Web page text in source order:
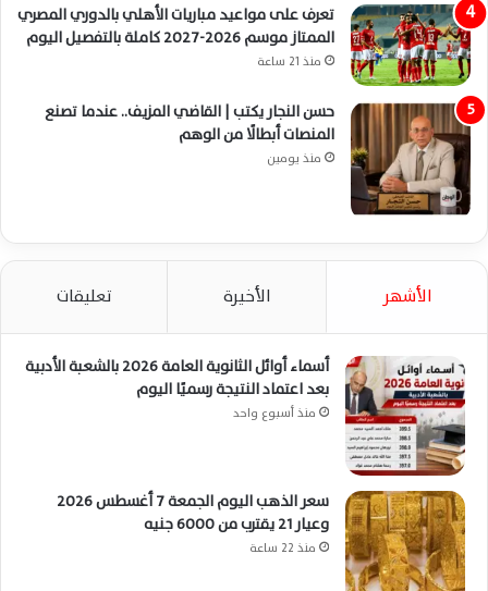
تعرف على مواعيد مباريات الأهلي بالدوري المصري
الممتاز موسم 2026-2027 كاملة بالتفصيل اليوم
منذ 21 ساعة
حسن النجار يكتب | القاضي المزيف.. عندما تصنع
المنصات أبطالًا من الوهم
منذ يومين
الأشهر الأخيرة تعليقات
أسماء أوائل الثانوية العامة 2026 بالشعبة الأدبية
بعد اعتماد النتيجة رسميًا اليوم
منذ أسبوع واحد
سعر الذهب اليوم الجمعة 7 أغسطس 2026
وعيار 21 يقترب من 6000 جنيه
منذ 22 ساعة